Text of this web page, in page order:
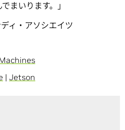
まいります。」
ィ・アソシエイツ
| Jetson